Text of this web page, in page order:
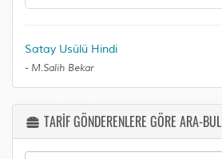
Satay Usülü Hindi
- M.Salih Bekar
TARİF GÖNDERENLERE GÖRE ARA-BUL